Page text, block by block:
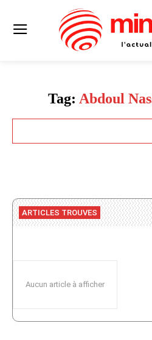
Tag: Abdoul
ARTICLES TROUVES
Aucun article à afficher